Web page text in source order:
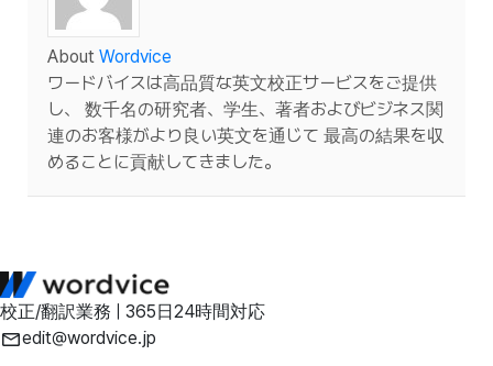
About Wordvice
ワードバイスは高品質な英文校正サービスをご提供
し、 数千名の研究者、学生、著者およびビジネス関
連のお客様がより良い英文を通じて 最高の結果を収
めることに貢献してきました。
校正/翻訳業務 | 365日24時間対応
edit@wordvice.jp